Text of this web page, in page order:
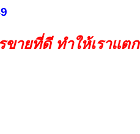
ขายที่ดี ทำให้เราแตก